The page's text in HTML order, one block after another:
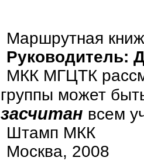
Маршрутная
Руководитель:
МКК МГЦТК
группы может
засчитан всем
Штамп МКК
Москва, 2008